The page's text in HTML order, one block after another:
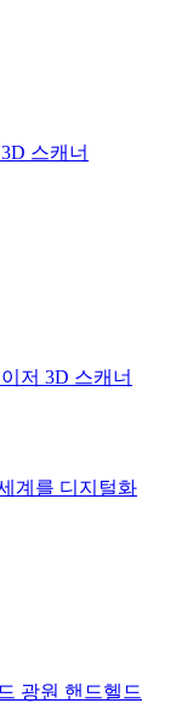
스캐너
저 3D 스캐너
계를 디지털화
광원 핸드헬드